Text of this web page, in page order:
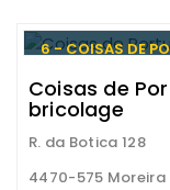
6 - COISAS DE
Coisas de
bricolage
R. da Botica 128
4470-575 Moreira